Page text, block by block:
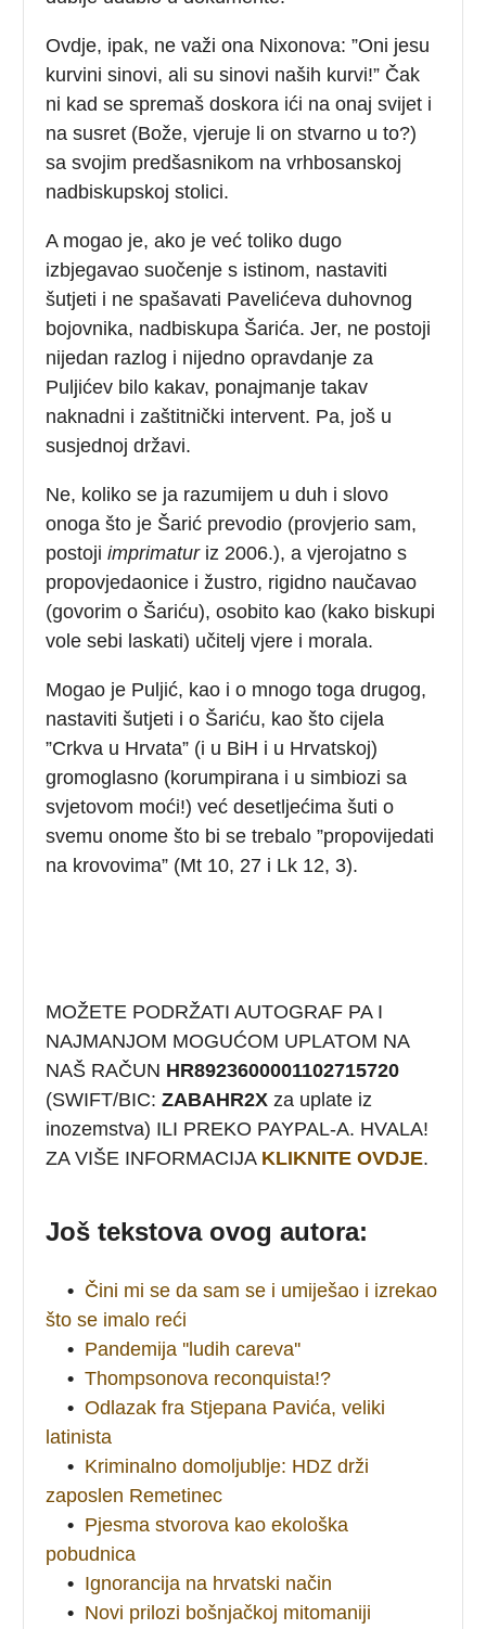
Ovdje, ipak, ne važi ona Nixonova: ”Oni jesu
kurvini sinovi, ali su sinovi naših kurvi!” Čak
ni kad se spremaš doskora ići na onaj svijet i
na susret (Bože, vjeruje li on stvarno u to?)
sa svojim predšasnikom na vrhbosanskoj
nadbiskupskoj stolici.
A mogao je, ako je već toliko dugo
izbjegavao suočenje s istinom, nastaviti
šutjeti i ne spašavati Pavelićeva duhovnog
bojovnika, nadbiskupa Šarića. Jer, ne postoji
nijedan razlog i nijedno opravdanje za
Puljićev bilo kakav, ponajmanje takav
naknadni i zaštitnički intervent. Pa, još u
susjednoj državi.
Ne, koliko se ja razumijem u duh i slovo
onoga što je Šarić prevodio (provjerio sam,
postojiimprimaturiz 2006.), a vjerojatno s
propovjedaonice i žustro, rigidno naučavao
(govorim o Šariću), osobito kao (kako biskupi
vole sebi laskati) učitelj vjere i morala.
Mogao je Puljić, kao i o mnogo toga drugog,
nastaviti šutjeti i o Šariću, kao što cijela
”Crkva u Hrvata” (i u BiH i u Hrvatskoj)
gromoglasno (korumpirana i u simbiozi sa
svjetovom moći!) već desetljećima šuti o
svemu onome što bi se trebalo ”propovijedati
na krovovima” (Mt 10, 27 i Lk 12, 3).
MOŽETE PODRŽATI AUTOGRAF PA I
NAJMANJOM MOGUĆOM UPLATOM NA
NAŠ RAČUN HR8923600001102715720
(SWIFT/BIC: ZABAHR2X za uplate iz
inozemstva) ILI PREKO PAYPAL-A. HVALA!
ZA VIŠE INFORMACIJA KLIKNITE OVDJE.
Još tekstova ovog autora:
• Čini mi se da sam se i umiješao i izrekao
što se imalo reći
• Pandemija ''ludih careva''
• Thompsonova reconquista!?
• Odlazak fra Stjepana Pavića, veliki
latinista
• Kriminalno domoljublje: HDZ drži
zaposlen Remetinec
• Pjesma stvorova kao ekološka
pobudnica
• Ignorancija na hrvatski način
• Novi prilozi bošnjačkoj mitomaniji